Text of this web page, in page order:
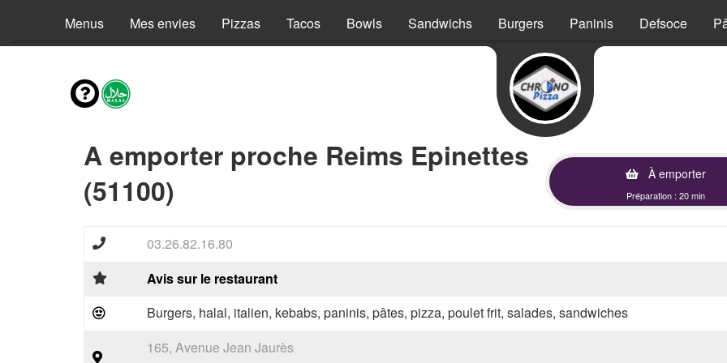
Menus Mes envies Pizzas Tacos Bowls Sandwichs Burgers Paninis Defsoce
A emporter proche Reims Epinettes
(51100)
À emporter
Préparation : 20 min
03.26.82.16.80
Avis sur le restaurant
Burgers, halal, italien, kebabs, paninis, pâtes, pizza, poulet frit, salades, sandwiches
165, Avenue Jean Jaurès